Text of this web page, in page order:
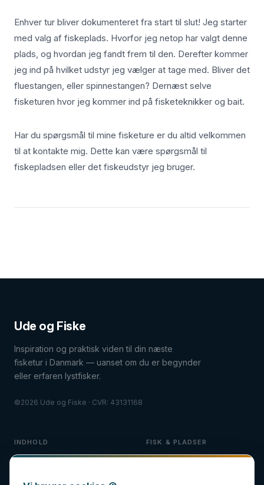
Enhver tur bliver dokumenteret fra start til slut! Jeg starter
med valg af fiskeplads. Hvorfor jeg netop har valgt denne
plads, og hvordan jeg fandt frem til den. Derefter kommer
jeg ind på hvilket udstyr jeg vælger at tage med. Bliver det
fluestangen, eller spinnestangen? Dernæst selve
fisketuren hvor jeg kommer ind på fisketeknikker og bait.
Har du spørgsmål til mine fisketure er du altid velkommen
til at kontakte mig. Dette kan være spørgsmål til
fiskepladsen eller det fiskeudstyr jeg bruger.
Ude og Fiske
Inspiration og praktisk viden til din næste
fisketur i Danmark — uanset om du er begynder
eller erfaren lystfisker.
©2026 Ude og Fiske · CVR: 43131168
INDHOLD FISK & PLADSER